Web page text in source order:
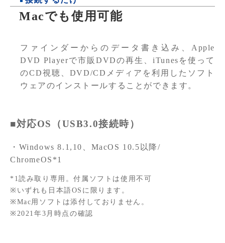
Macでも使用可能
ファインダーからのデータ書き込み、Apple
DVD Playerで市販DVDの再生、iTunesを使って
のCD視聴、DVD/CDメディアを利用したソフト
ウェアのインストールすることができます。
■対応OS（USB3.0接続時）
・Windows 8.1,10、MacOS 10.5以降/
ChromeOS*1
*1読み取り専用。付属ソフトは使用不可
※いずれも日本語OSに限ります。
※Mac用ソフトは添付しておりません。
※2021年3月時点の確認